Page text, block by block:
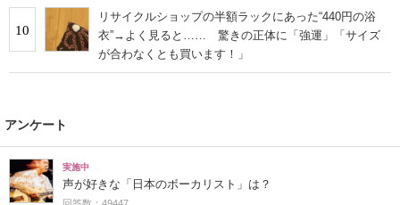
10
リサイクルショップの半額ラックにあった“440円の浴
衣”→よく見ると…… 驚きの正体に「強運」「サイズ
が合わなくとも買います！」
アンケート
実施中
声が好きな「日本のボーカリスト」は？